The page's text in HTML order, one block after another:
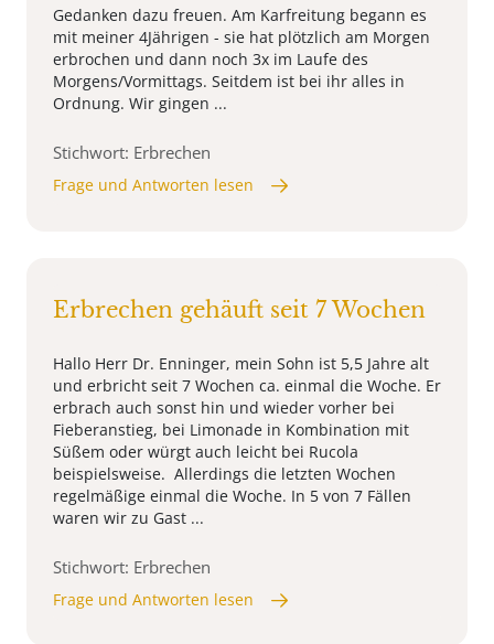
Gedanken dazu freuen. Am Karfreitung begann es
mit meiner 4Jährigen - sie hat plötzlich am Morgen
erbrochen und dann noch 3x im Laufe des
Morgens/Vormittags. Seitdem ist bei ihr alles in
Ordnung. Wir gingen ...
Stichwort: Erbrechen
Frage und Antworten lesen
Erbrechen gehäuft seit 7 Wochen
Hallo Herr Dr. Enninger, mein Sohn ist 5,5 Jahre alt
und erbricht seit 7 Wochen ca. einmal die Woche. Er
erbrach auch sonst hin und wieder vorher bei
Fieberanstieg, bei Limonade in Kombination mit
Süßem oder würgt auch leicht bei Rucola
beispielsweise. Allerdings die letzten Wochen
regelmäßige einmal die Woche. In 5 von 7 Fällen
waren wir zu Gast ...
Stichwort: Erbrechen
Frage und Antworten lesen